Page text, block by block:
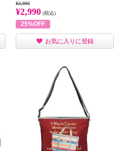
¥3,990
¥2,990 (税込)
25%OFF
お気に入りに登録